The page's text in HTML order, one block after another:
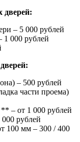
дверей:
– 5 000 рублей
1 000 рублей
– 500 рублей
части проема)
– от 1 000 рублей
рублей
100 мм – 300 / 400